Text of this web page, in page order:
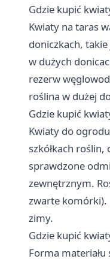
Gdzie kupić
Kwiaty na taras
doniczkach,
w dużych
rezerw
roślina w dużej
Gdzie kupić
Kwiaty do
szkółkach
sprawdzone
zewnętrznym.
zwarte komórki).
zimy.
Gdzie kupić
Forma